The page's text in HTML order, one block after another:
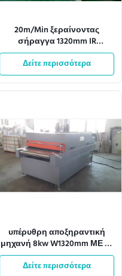
20m/Min ξεραίνοντας
σήραγγα 1320mm IR
υπεριωδών ακτίνων πλάτος
εγγράφου δικτύου
Δείτε περισσότερα
υπέρυθρη αποξηραντική
μηχανή 8kw W1320mm ΜΕ το
διακόπτη στάσεων έκτακτης
ανάγκης
Δείτε περισσότερα